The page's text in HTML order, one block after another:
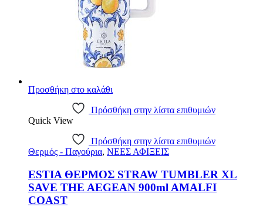
Προσθήκη στο καλάθι
Πρόσθήκη στην λίστα επιθυμιών
Quick View
Πρόσθήκη στην λίστα επιθυμιών
Θερμός - Παγούρια, ΝΕΕΣ ΑΦΙΞΕΙΣ
ESTIA ΘΕΡΜΟΣ STRAW TUMBLER XL
SAVE THE AEGEAN 900ml AMALFI
COAST